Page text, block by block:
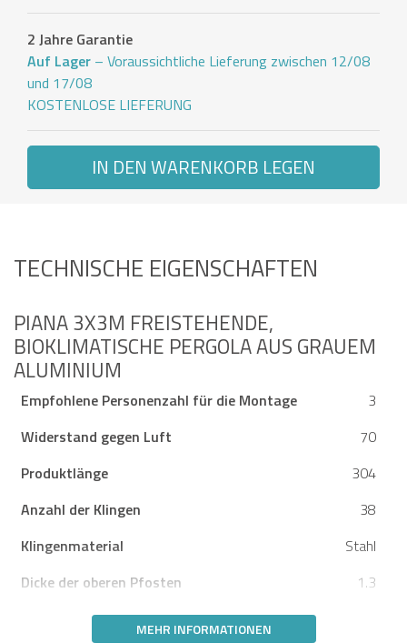
2 Jahre Garantie
Auf Lager – Voraussichtliche Lieferung zwischen 12/08
und 17/08
KOSTENLOSE LIEFERUNG
IN DEN WARENKORB LEGEN
TECHNISCHE EIGENSCHAFTEN
PIANA 3X3M FREISTEHENDE,
BIOKLIMATISCHE PERGOLA AUS GRAUEM
ALUMINIUM
Empfohlene Personenzahl für die Montage
3
Widerstand gegen Luft
70
Produktlänge
304
Anzahl der Klingen
38
Klingenmaterial
Stahl
Dicke der oberen Pfosten
1.3
MEHR INFORMATIONEN